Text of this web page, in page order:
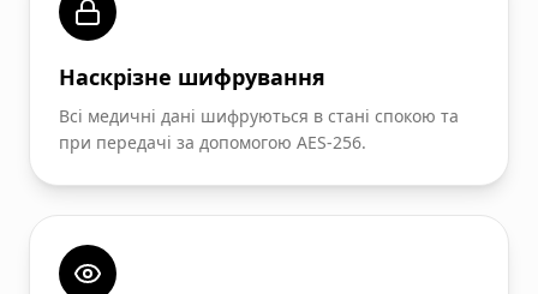
Наскрізне шифрування
Всі медичні дані шифруються в стані спокою та
при передачі за допомогою AES-256.